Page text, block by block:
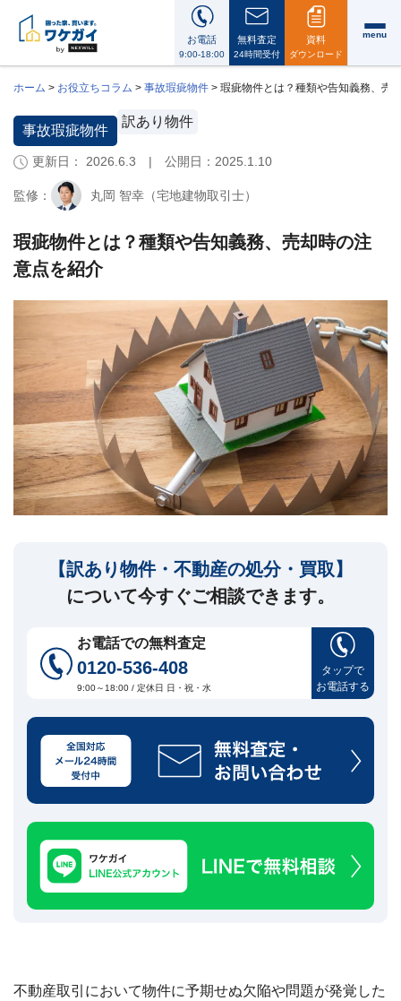
お電話
9:00-18:00
無料査定
24時間受付
資料
ダウンロード
menu
i
ワ
ケ
ガ
に
つ
い
会
ッ
ー
ジ
訳
あ
り
買
売
に
つ
い
て
有
分・
空
き
家・
築
不
可
な
ど
▾
件
ホーム > お役立ちコラム > 事故瑕疵物件 > 瑕疵物件とは？種類や告知義務、売
事故瑕疵物件
訳あり物件
更新日： 2026.6.3 | 公開日： 2025.1.10
監修： 丸岡 智幸（宅地建物取引士）
瑕疵物件とは？種類や告知義務、売却時の注
意点を紹介
【訳あり物件・不動産の処分・買取】
について今すぐご相談できます。
お電話での無料査定
0120-536-408
9:00～18:00 / 定休日 日・祝・水
タップで
お電話する
不動産取引において物件に予期せぬ欠陥や問題が発覚した